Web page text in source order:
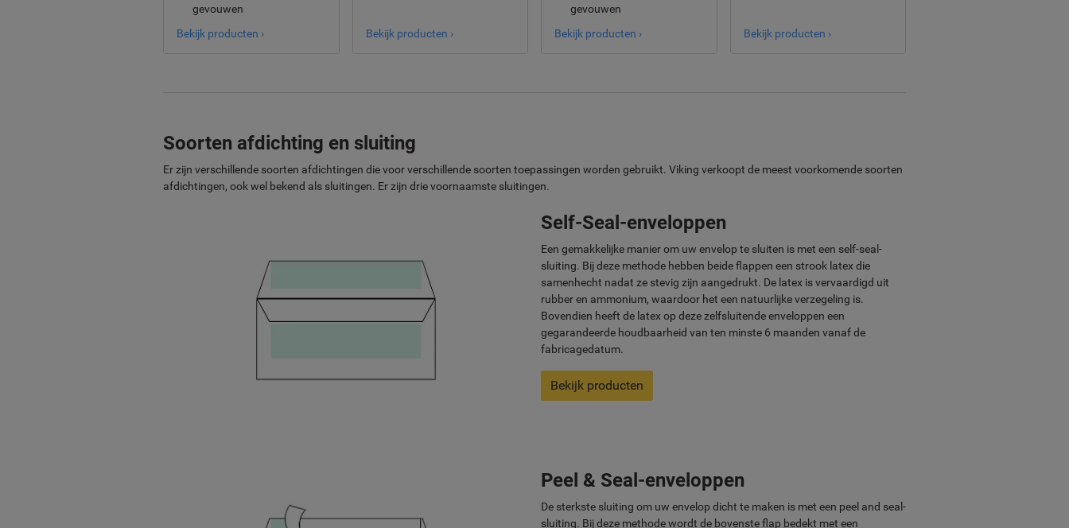
gevouwen
Bekijk producten ›
Bekijk producten ›
gevouwen
Bekijk producten ›
Bekijk producten ›
Soorten afdichting en sluiting
Er zijn verschillende soorten afdichtingen die voor verschillende soorten toepassingen worden gebruikt. Viking verkoopt de meest voorkomende soorten
afdichtingen, ook wel bekend als sluitingen. Er zijn drie voornaamste sluitingen.
Self-Seal-enveloppen
Een gemakkelijke manier om uw envelop te sluiten is met een self-seal-
sluiting. Bij deze methode hebben beide flappen een strook latex die
samenhecht nadat ze stevig zijn aangedrukt. De latex is vervaardigd uit
rubber en ammonium, waardoor het een natuurlijke verzegeling is.
Bovendien heeft de latex op deze zelfsluitende enveloppen een
gegarandeerde houdbaarheid van ten minste 6 maanden vanaf de
fabricagedatum.
Bekijk producten
Peel & Seal-enveloppen
De sterkste sluiting om uw envelop dicht te maken is met een peel and seal-
sluiting. Bij deze methode wordt de bovenste flap bedekt met een